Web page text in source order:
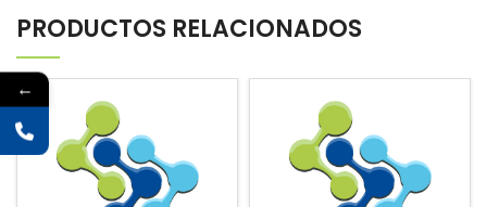
PRODUCTOS RELACIONADOS
←